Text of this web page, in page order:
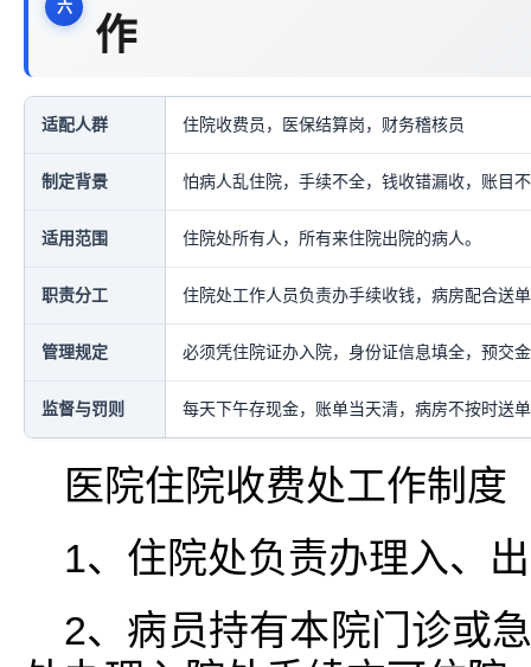
作
适配人群 住院收费员，医保结算岗，财务稽核员
制定背景 怕病人乱住院，手续不全，钱收错漏收，账目
适用范围 住院处所有人，所有来住院出院的病人。
职责分工 住院处工作人员负责办手续收钱，病房配合送
管理规定 必须凭住院证办入院，身份证信息填全，预交
监督与罚则 每天下午存现金，账单当天清，病房不按时送
医院住院收费处工作制度
1、住院处负责办理入、
2、病员持有本院门诊或